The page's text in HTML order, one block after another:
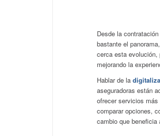
Desde la
bastante el
cerca esta evolución,
mejorando la
Hablar de la
aseguradoras están
ofrecer servicios
comparar opciones,
cambio que beneficia